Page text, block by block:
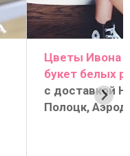
Цветы Ивона
букет белых
с доставкой
Полоцк,